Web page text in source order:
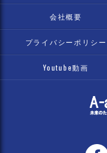
会社概要
プライバシーポリシー
Youtube動画